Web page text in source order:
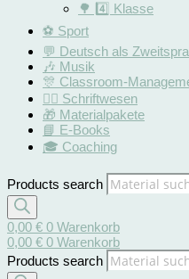
🌳 4️⃣ Klasse
⚽️ Sport
💬 Deutsch als
🎶 Musik
🎊 Classroom-
✍🏻 Schriftwesen
🎁 Materialpakete
📘 E-Books
🎓 Coaching
Products search
0,00 € 0 Warenkorb
0,00 € 0 Warenkorb
Products search